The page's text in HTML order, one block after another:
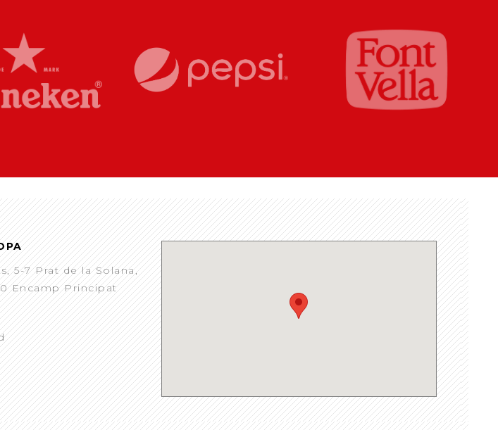
5-7 Prat de la Solana,
Encamp Principat